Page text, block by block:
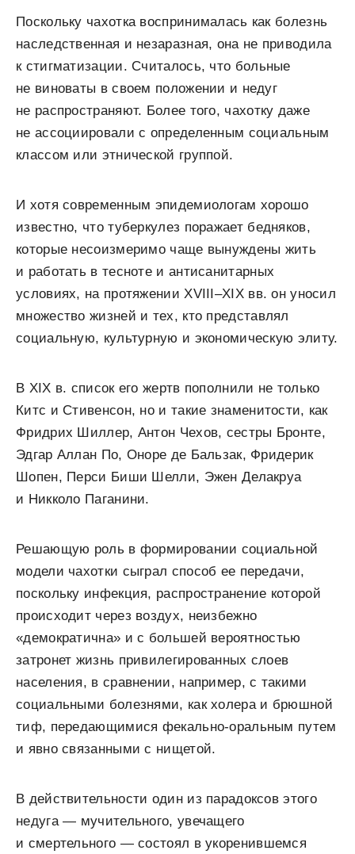
Поскольку чахотка воспринималась как болезнь
наследственная и незаразная, она не приводила
к стигматизации. Считалось, что больные
не виноваты в своем положении и недуг
не распространяют. Более того, чахотку даже
не ассоциировали с определенным социальным
классом или этнической группой.
И хотя современным эпидемиологам хорошо
известно, что туберкулез поражает бедняков,
которые несоизмеримо чаще вынуждены жить
и работать в тесноте и антисанитарных
условиях, на протяжении XVIII–XIX вв. он уносил
множество жизней и тех, кто представлял
социальную, культурную и экономическую элиту.
В XIX в. список его жертв пополнили не только
Китс и Стивенсон, но и такие знаменитости, как
Фридрих Шиллер, Антон Чехов, сестры Бронте,
Эдгар Аллан По, Оноре де Бальзак, Фридерик
Шопен, Перси Биши Шелли, Эжен Делакруа
и Никколо Паганини.
Решающую роль в формировании социальной
модели чахотки сыграл способ ее передачи,
поскольку инфекция, распространение которой
происходит через воздух, неизбежно
«демократична» и с большей вероятностью
затронет жизнь привилегированных слоев
населения, в сравнении, например, с такими
социальными болезнями, как холера и брюшной
тиф, передающимися фекально-оральным путем
и явно связанными с нищетой.
В действительности один из парадоксов этого
недуга — мучительного, увечащего
и смертельного — состоял в укоренившемся